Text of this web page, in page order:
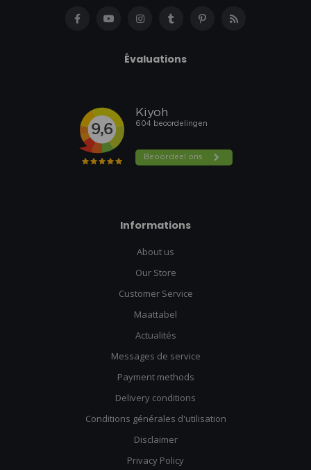
Évaluations
Informations
About us
Our Store
Customer Service
Maattabel
Actualités
Messages de service
Payment methods
Delivery conditions
Conditions générales d'utilisation
Disclaimer
Privacy Policy